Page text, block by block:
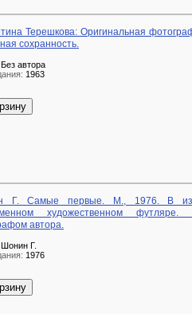
Терешкова: Оригинальная
сохранность.
Без автора
1963
Г. Самые первые. М., 1976. В
художественном
автора.
Шонин Г.
1976